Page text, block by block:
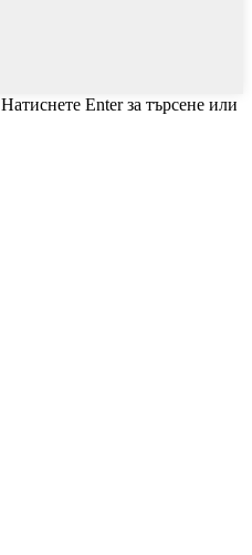
Натиснете Enter за търсене или